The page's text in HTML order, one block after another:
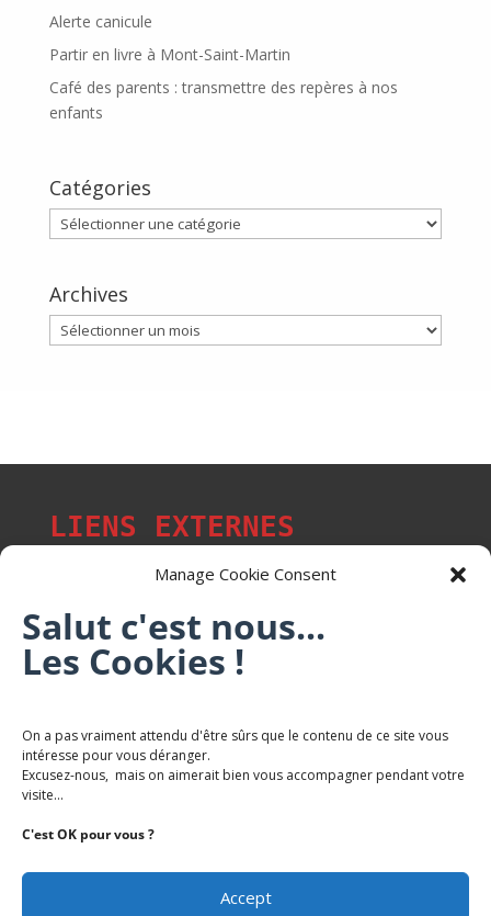
Manage Cookie Consent
Salut c'est nous...
Les Cookies !
On a pas vraiment attendu d'être sûrs que le contenu de ce site vous
intéresse pour vous déranger.
Excusez-nous, mais on aimerait bien vous accompagner pendant votre
visite...
C'est OK pour vous ?
Accept
Alerte canicule
Partir en livre à Mont-Saint-Martin
Café des parents : transmettre des repères à nos
enfants
Catégories
Catégories
Archives
Archives
LIENS EXTERNES
Les p'tits citoyens de Mont-Saint-Martin
Trail Saintmartinois Daniel FEITE
Karaté Mont Saint Martin